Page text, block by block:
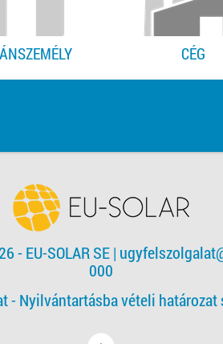
CÉG
- EU-SOLAR SE|
000
- Nyilvántartásba vételi határozat